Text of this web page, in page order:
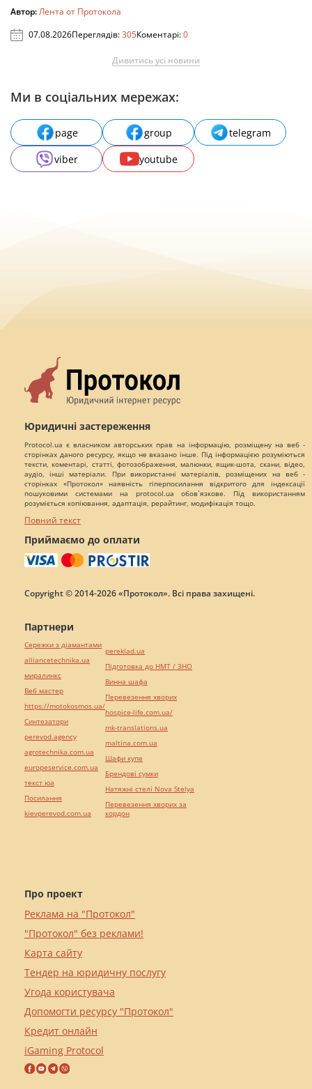
Автор:Лента от Протокола
07.08.2026Переглядів:305Коментарі:0
Дивитись усі новини
Ми в соціальних мережах:
page group
telegram
viber
youtube
Юридичні застереження
Protocol.ua є власником авторських прав на інформацію, розміщену на веб -
сторінках даного ресурсу, якщо не вказано інше. Під інформацією розуміються
тексти, коментарі, статті, фотозображення, малюнки, ящик-шота, скани, відео,
аудіо, інші матеріали. При використанні матеріалів, розміщених на веб -
сторінках «Протокол» наявність гіперпосилання відкритого для індексації
пошуковими системами на protocol.ua обов`язкове. Під використанням
розуміється копіювання, адаптація, рерайтинг, модифікація тощо.
Повний текст
Приймаємо до оплати
Copyright © 2014-2026 «Протокол». Всі права захищені.
Про проект
Реклама на "Протокол"
"Протокол" без реклами!
Карта сайту
Тендер на юридичну послугу
Угода користувача
Допомогти ресурсу "Протокол"
Кредит онлайн
iGaming Protocol
Партнери
Сережки з діамантами
alliancetechnika.ua
миралинкс
Веб мастер
https://motokosmos.ua/
Синтезатори
perevod.agency
agrotechnika.com.ua
europeservice.com.ua
текст юа
Посилання
kievperevod.com.ua
pereklad.ua
Підготовка до НМТ / ЗНО
Винна шафа
Перевезення хворих
hospice-life.com.ua/
mk-translations.ua
maltina.com.ua
Шафи купе
Брендові сумки
Натяжні стелі Nova Stelya
Перевезення хворих за
кордон